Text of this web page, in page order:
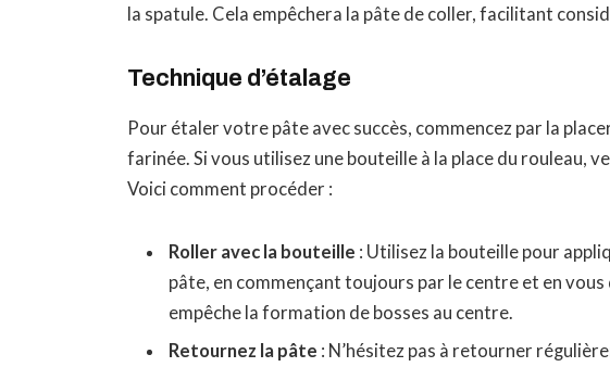
la spatule. Cela empêchera la pâte de coller, facilitant
Technique d’étalage
Pour étaler votre pâte avec succès, commencez par la
farinée. Si vous utilisez une bouteille à la place du rouleau,
Voici comment procéder :
Roller avec la bouteille : Utilisez la bouteille pour
pâte, en commençant toujours par le centre et en
empêche la formation de bosses au centre.
Retournez la pâte : N’hésitez pas à retourner